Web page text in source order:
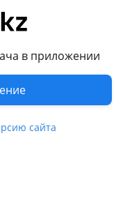
в приложении
сайта